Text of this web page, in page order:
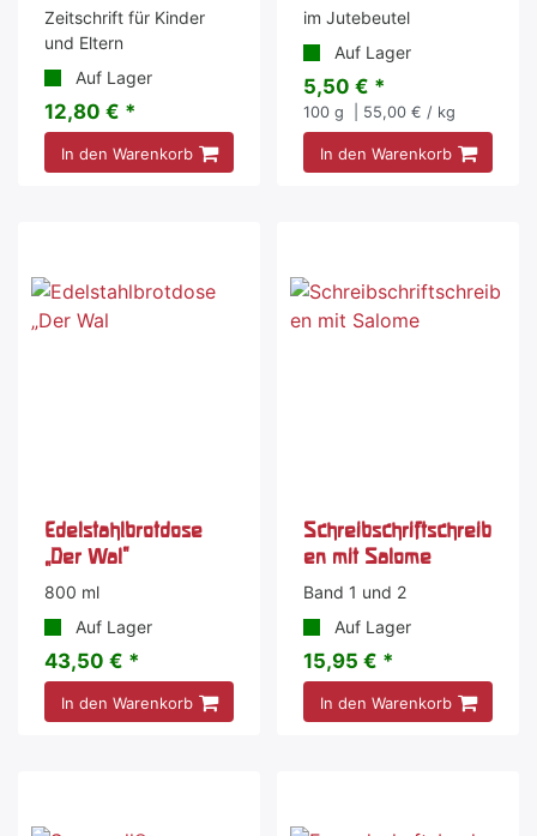
Zeitschrift für Kinder
und Eltern
Auf Lager
12,80 € *
In den Warenkorb
im Jutebeutel
Auf Lager
5,50 € *
100 g | 55,00 € / kg
In den Warenkorb
Edelstahlbrotdose
„Der Wal"
800 ml
Auf Lager
43,50 € *
In den Warenkorb
Schreibschriftschreib
en mit Salome
Band 1 und 2
Auf Lager
15,95 € *
In den Warenkorb